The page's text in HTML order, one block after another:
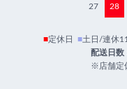
27 28
■定休日 ■土日/連休
配送日数
※店舗定